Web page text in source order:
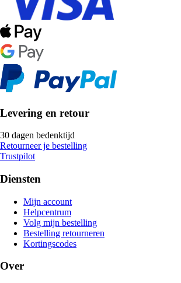
Levering en retour
30 dagen bedenktijd
Retourneer je bestelling
Trustpilot
Diensten
Mijn account
Helpcentrum
Volg mijn bestelling
Bestelling retourneren
Kortingscodes
Over